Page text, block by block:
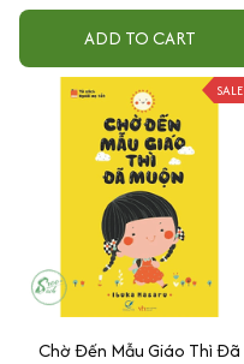
ADD TO CART
SALE
Chờ Đến Mẫu Giáo Thì Đã